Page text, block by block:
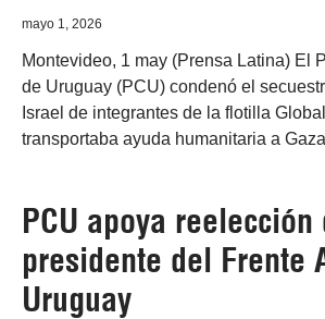
mayo 1, 2026
Montevideo, 1 may (Prensa Latina) El
de Uruguay (PCU) condenó el
Israel de integrantes de la flotilla
transportaba ayuda humanitaria a
PCU apoya reelección
presidente del Frente
Uruguay